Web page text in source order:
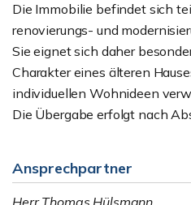
Die Immobilie befindet sich
renovierungs- und
Sie eignet sich daher
Charakter eines älteren
individuellen Wohnideen
Die Übergabe erfolgt nach
Ansprechpartner
Herr Thomas Hülsmann